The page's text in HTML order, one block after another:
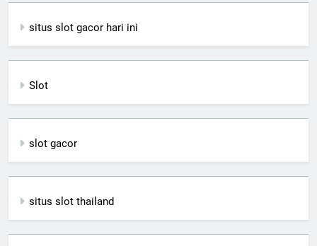
situs slot gacor hari ini
Slot
slot gacor
situs slot thailand